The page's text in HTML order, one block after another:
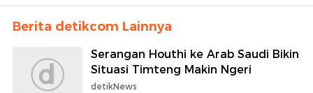
Berita detikcom Lainnya
Serangan Houthi ke Arab Saudi Bikin
Situasi Timteng Makin Ngeri
detikNews